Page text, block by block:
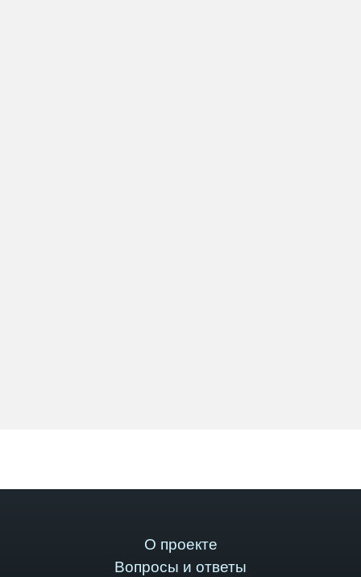
О проекте
Вопросы и ответы